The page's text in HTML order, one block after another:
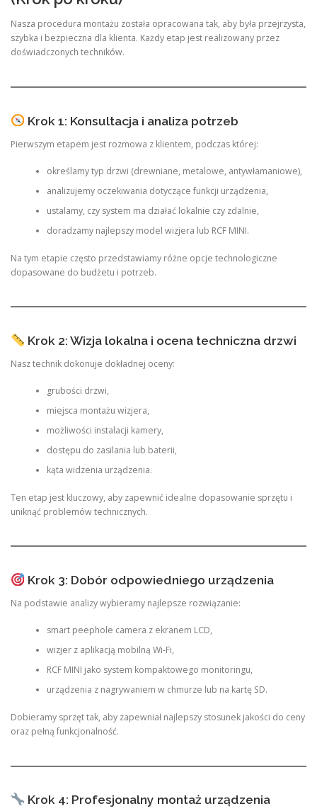
Nasza procedura montażu została opracowana tak, aby była przejrzysta,
szybka i bezpieczna dla klienta. Każdy etap jest realizowany przez
doświadczonych techników.
Krok 1: Konsultacja i analiza potrzeb
Pierwszym etapem jest rozmowa z klientem, podczas której:
określamy typ drzwi (drewniane, metalowe, antywłamaniowe),
analizujemy oczekiwania dotyczące funkcji urządzenia,
ustalamy, czy system ma działać lokalnie czy zdalnie,
doradzamy najlepszy model wizjera lub RCF MINI.
Na tym etapie często przedstawiamy różne opcje technologiczne
dopasowane do budżetu i potrzeb.
Krok 2: Wizja lokalna i ocena techniczna drzwi
Nasz technik dokonuje dokładnej oceny:
grubości drzwi,
miejsca montażu wizjera,
możliwości instalacji kamery,
dostępu do zasilania lub baterii,
kąta widzenia urządzenia.
Ten etap jest kluczowy, aby zapewnić idealne dopasowanie sprzętu i
uniknąć problemów technicznych.
Krok 3: Dobór odpowiedniego urządzenia
Na podstawie analizy wybieramy najlepsze rozwiązanie:
smart peephole camera z ekranem LCD,
wizjer z aplikacją mobilną Wi-Fi,
RCF MINI jako system kompaktowego monitoringu,
urządzenia z nagrywaniem w chmurze lub na kartę SD.
Dobieramy sprzęt tak, aby zapewniał najlepszy stosunek jakości do ceny
oraz pełną funkcjonalność.
Krok 4: Profesjonalny montaż urządzenia